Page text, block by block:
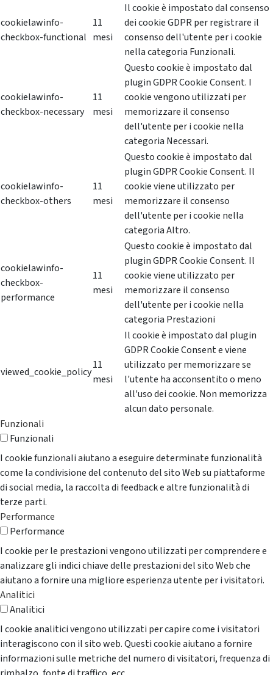
cookielawinfo-
checkbox-functional
11
mesi
Il cookie è impostato dal consenso
dei cookie GDPR per registrare il
consenso dell'utente per i cookie
nella categoria Funzionali.
cookielawinfo-
checkbox-necessary
11
mesi
Questo cookie è impostato dal
plugin GDPR Cookie Consent. I
cookie vengono utilizzati per
memorizzare il consenso
dell'utente per i cookie nella
categoria Necessari.
cookielawinfo-
checkbox-others
11
mesi
Questo cookie è impostato dal
plugin GDPR Cookie Consent. Il
cookie viene utilizzato per
memorizzare il consenso
dell'utente per i cookie nella
categoria Altro.
cookielawinfo-
checkbox-
performance
11
mesi
Questo cookie è impostato dal
plugin GDPR Cookie Consent. Il
cookie viene utilizzato per
memorizzare il consenso
dell'utente per i cookie nella
categoria Prestazioni
viewed_cookie_policy
11
mesi
Il cookie è impostato dal plugin
GDPR Cookie Consent e viene
utilizzato per memorizzare se
l'utente ha acconsentito o meno
all'uso dei cookie. Non memorizza
alcun dato personale.
Funzionali
Funzionali
I cookie funzionali aiutano a eseguire determinate funzionalità
come la condivisione del contenuto del sito Web su piattaforme
di social media, la raccolta di feedback e altre funzionalità di
terze parti.
Performance
Performance
I cookie per le prestazioni vengono utilizzati per comprendere e
analizzare gli indici chiave delle prestazioni del sito Web che
aiutano a fornire una migliore esperienza utente per i visitatori.
Analitici
Analitici
I cookie analitici vengono utilizzati per capire come i visitatori
interagiscono con il sito web. Questi cookie aiutano a fornire
informazioni sulle metriche del numero di visitatori, frequenza di